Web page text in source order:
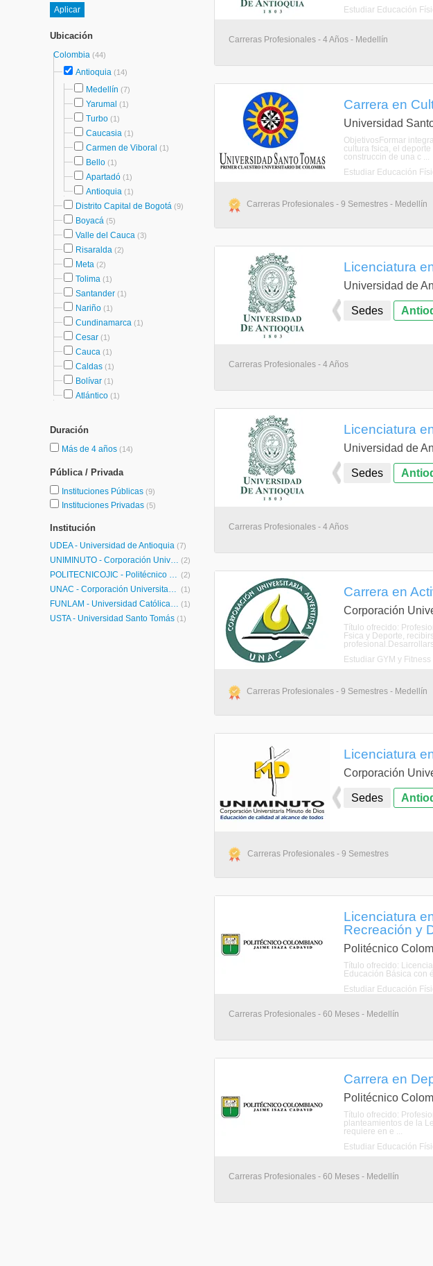
Ubicación
Colombia (44)
Antioquia (14)
Medellín (7)
Yarumal (1)
Turbo (1)
Caucasia (1)
Carmen de Viboral (1)
Bello (1)
Apartadó (1)
Antioquia (1)
Distrito Capital de Bogotá (9)
Boyacá (5)
Valle del Cauca (3)
Risaralda (2)
Meta (2)
Tolima (1)
Santander (1)
Nariño (1)
Cundinamarca (1)
Cesar (1)
Cauca (1)
Caldas (1)
Bolívar (1)
Atlántico (1)
Duración
Más de 4 años (14)
Pública / Privada
Instituciones Públicas (9)
Instituciones Privadas (5)
Institución
UDEA - Universidad de Antioquia (7)
UNIMINUTO - Corporación Universitaria Minuto de Dios (2)
POLITECNICOJIC - Politécnico Colombiano Jaime Isaza Cadavid (2)
UNAC - Corporación Universitaria Adventista (1)
FUNLAM - Universidad Católica Luis Amigó (1)
USTA - Universidad Santo Tomás (1)
Estudiar Educación
Carreras Profesionales - 4 Años - Medellín
Carrera en
Universidad
ObjetivosFormar
cultura fsica, el
construccin de una c ...
Estudiar Educación
Carreras Profesionales - 9 Semestres - Medellín
Licenciatura
Universidad de
Sedes
Carreras Profesionales - 4 Años
Licenciatura
Universidad de
Sedes
Carreras Profesionales - 4 Años
Carrera en
Corporación
Título ofrecido:
Fsica y Deporte,
Estudiar GYM y
Carreras Profesionales - 9 Semestres - Medellín
Licenciatura
Corporación
Sedes
Carreras Profesionales - 9 Semestres
Licenciatura
Recreación y
Politécnico
Título ofrecido:
Educación Básica con
Estudiar Educación
Carreras Profesionales - 60 Meses - Medellín
Carrera en
Politécnico
Título ofrecido:
planteamientos de la
requiere en e ...
Estudiar Educación
Carreras Profesionales - 60 Meses - Medellín